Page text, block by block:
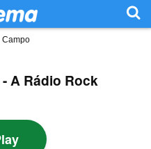
Campo
A Rádio Rock